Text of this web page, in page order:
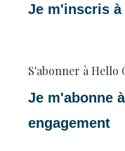
Je m'inscris
S'abonner à Hello
Je m'abonne
engagement